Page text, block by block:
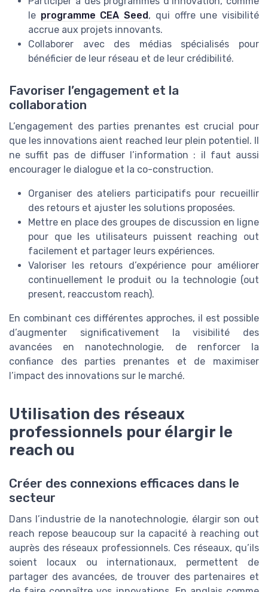
le programme CEA Seed, qui offre une visibilité
accrue aux projets innovants.
Collaborer avec des médias spécialisés pour
bénéficier de leur réseau et de leur crédibilité.
Favoriser l’engagement et la
collaboration
L’engagement des parties prenantes est crucial pour
que les innovations aient reached leur plein potentiel. Il
ne suffit pas de diffuser l’information : il faut aussi
encourager le dialogue et la co-construction.
Organiser des ateliers participatifs pour recueillir
des retours et ajuster les solutions proposées.
Mettre en place des groupes de discussion en ligne
pour que les utilisateurs puissent reaching out
facilement et partager leurs expériences.
Valoriser les retours d’expérience pour améliorer
continuellement le produit ou la technologie (out
present, reaccustom reach).
En combinant ces différentes approches, il est possible
d’augmenter significativement la visibilité des
avancées en nanotechnologie, de renforcer la
confiance des parties prenantes et de maximiser
l’impact des innovations sur le marché.
Utilisation des réseaux
professionnels pour élargir le
reach ou
Créer des connexions efficaces dans le
secteur
Dans l’industrie de la nanotechnologie, élargir son out
reach repose beaucoup sur la capacité à reaching out
auprès des réseaux professionnels. Ces réseaux, qu’ils
soient locaux ou internationaux, permettent de
partager des avancées, de trouver des partenaires et